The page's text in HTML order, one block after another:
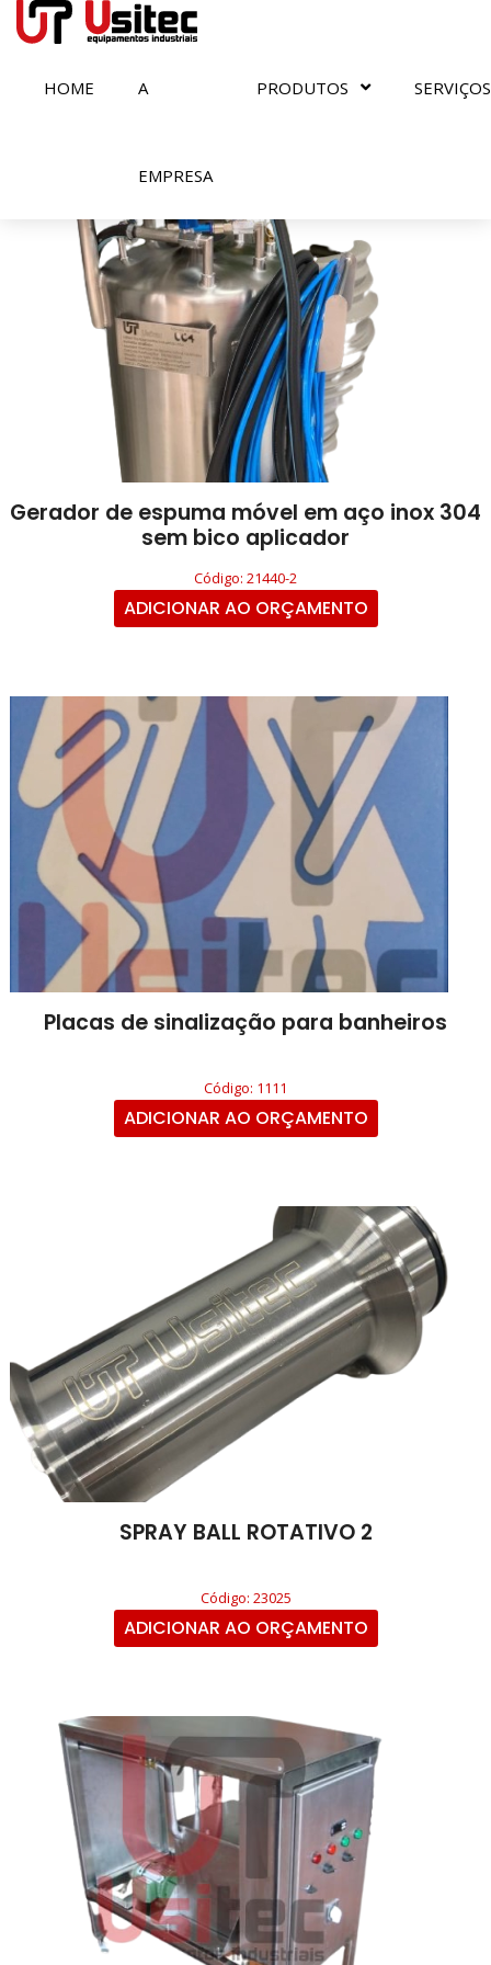
HOME A
EMPRESA
PRODUTOS SERVIÇOS
Gerador de espuma móvel em aço inox 304
sem bico aplicador
Código: 21440-2
ADICIONAR AO ORÇAMENTO
Placas de sinalização para banheiros
Código: 1111
ADICIONAR AO ORÇAMENTO
SPRAY BALL ROTATIVO 2
Código: 23025
ADICIONAR AO ORÇAMENTO